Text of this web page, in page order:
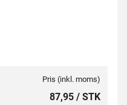
Pris (inkl. moms)
87,95 / STK